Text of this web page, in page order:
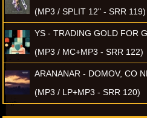
(MP3 / SPLIT 12" - SRR 119)
YS - TRADING GOLD FOR
(MP3 / MC+MP3 - SRR 122)
ARANANAR - DOMOV, CO
(MP3 / LP+MP3 - SRR 120)